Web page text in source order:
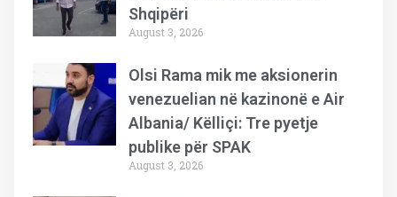
Shqipëri
August 3, 2026
Olsi Rama mik me aksionerin
venezuelian në kazinonë e Air
Albania/ Këlliçi: Tre pyetje
publike për SPAK
August 3, 2026